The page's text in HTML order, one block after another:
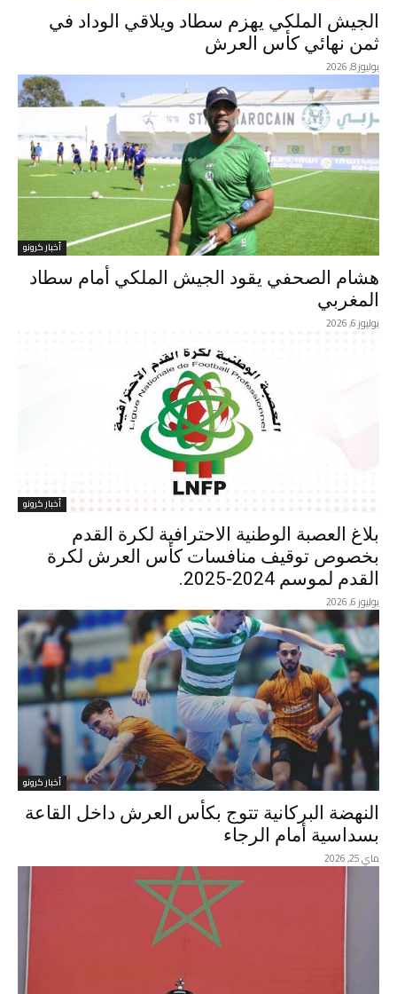
الجيش الملكي يهزم سطاد ويلاقي الوداد في
ثمن نهائي كأس العرش
يوليوز 8, 2026
أخبار كرونو
هشام الصحفي يقود الجيش الملكي أمام سطاد
المغربي
يوليوز 6, 2026
أخبار كرونو
بلاغ العصبة الوطنية الاحترافية لكرة القدم
بخصوص توقيف منافسات كأس العرش لكرة
القدم لموسم 2024-2025.
يوليوز 6, 2026
أخبار كرونو
النهضة البركانية تتوج بكأس العرش داخل القاعة
بسداسية أمام الرجاء
ماي 25, 2026